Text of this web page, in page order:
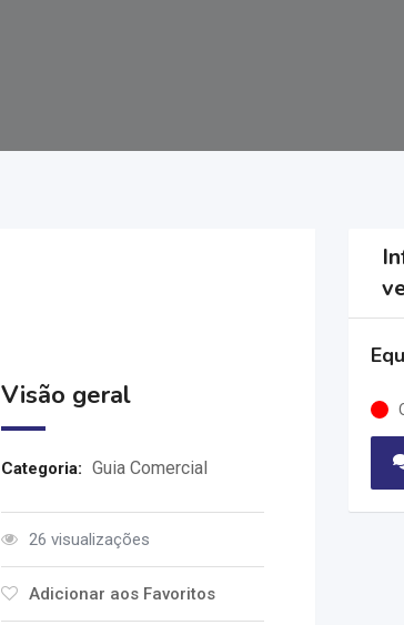
Visão geral
Categoria: Guia Comercial
26 visualizações
Adicionar aos Favoritos